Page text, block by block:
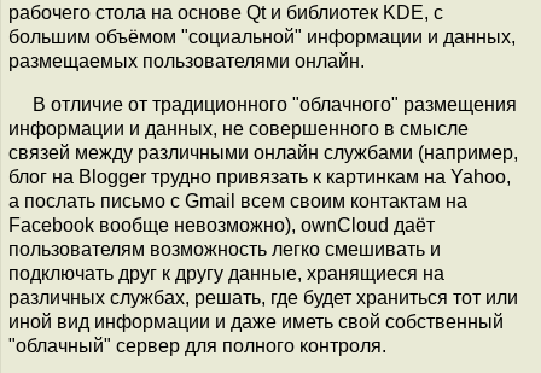
рабочего стола на основе Qt и библиотек KDE, с
большим объёмом "социальной" информации и данных,
размещаемых пользователями онлайн.
В отличие от традиционного "облачного" размещения
информации и данных, не совершенного в смысле
связей между различными онлайн службами (например,
блог на Blogger трудно привязать к картинкам на Yahoo,
а послать письмо с Gmail всем своим контактам на
Facebook вообще невозможно), ownCloud даёт
пользователям возможность легко смешивать и
подключать друг к другу данные, хранящиеся на
различных службах, решать, где будет храниться тот или
иной вид информации и даже иметь свой собственный
"облачный" сервер для полного контроля.